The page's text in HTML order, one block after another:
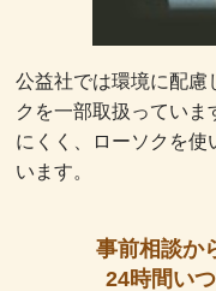
公益社では環境に配慮
クを一部取扱っていま
にくく、ローソクを使
います。
事前相談か
24時間い